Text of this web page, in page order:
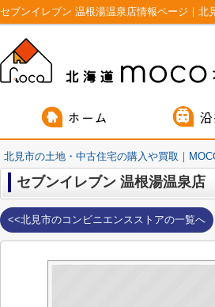
セブンイレブン 温根湯温泉店情報ページ｜
北見市の土地・中古住宅の購入や買取｜
セブンイレブン 温根湯温泉店
<<北見市のコンビニエンスストアの一覧へ